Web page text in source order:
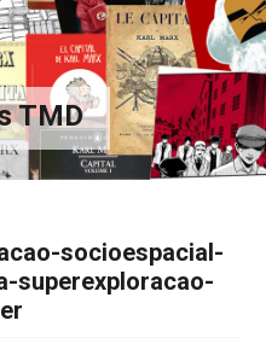
TMD
socioespacial-
superexploracao-